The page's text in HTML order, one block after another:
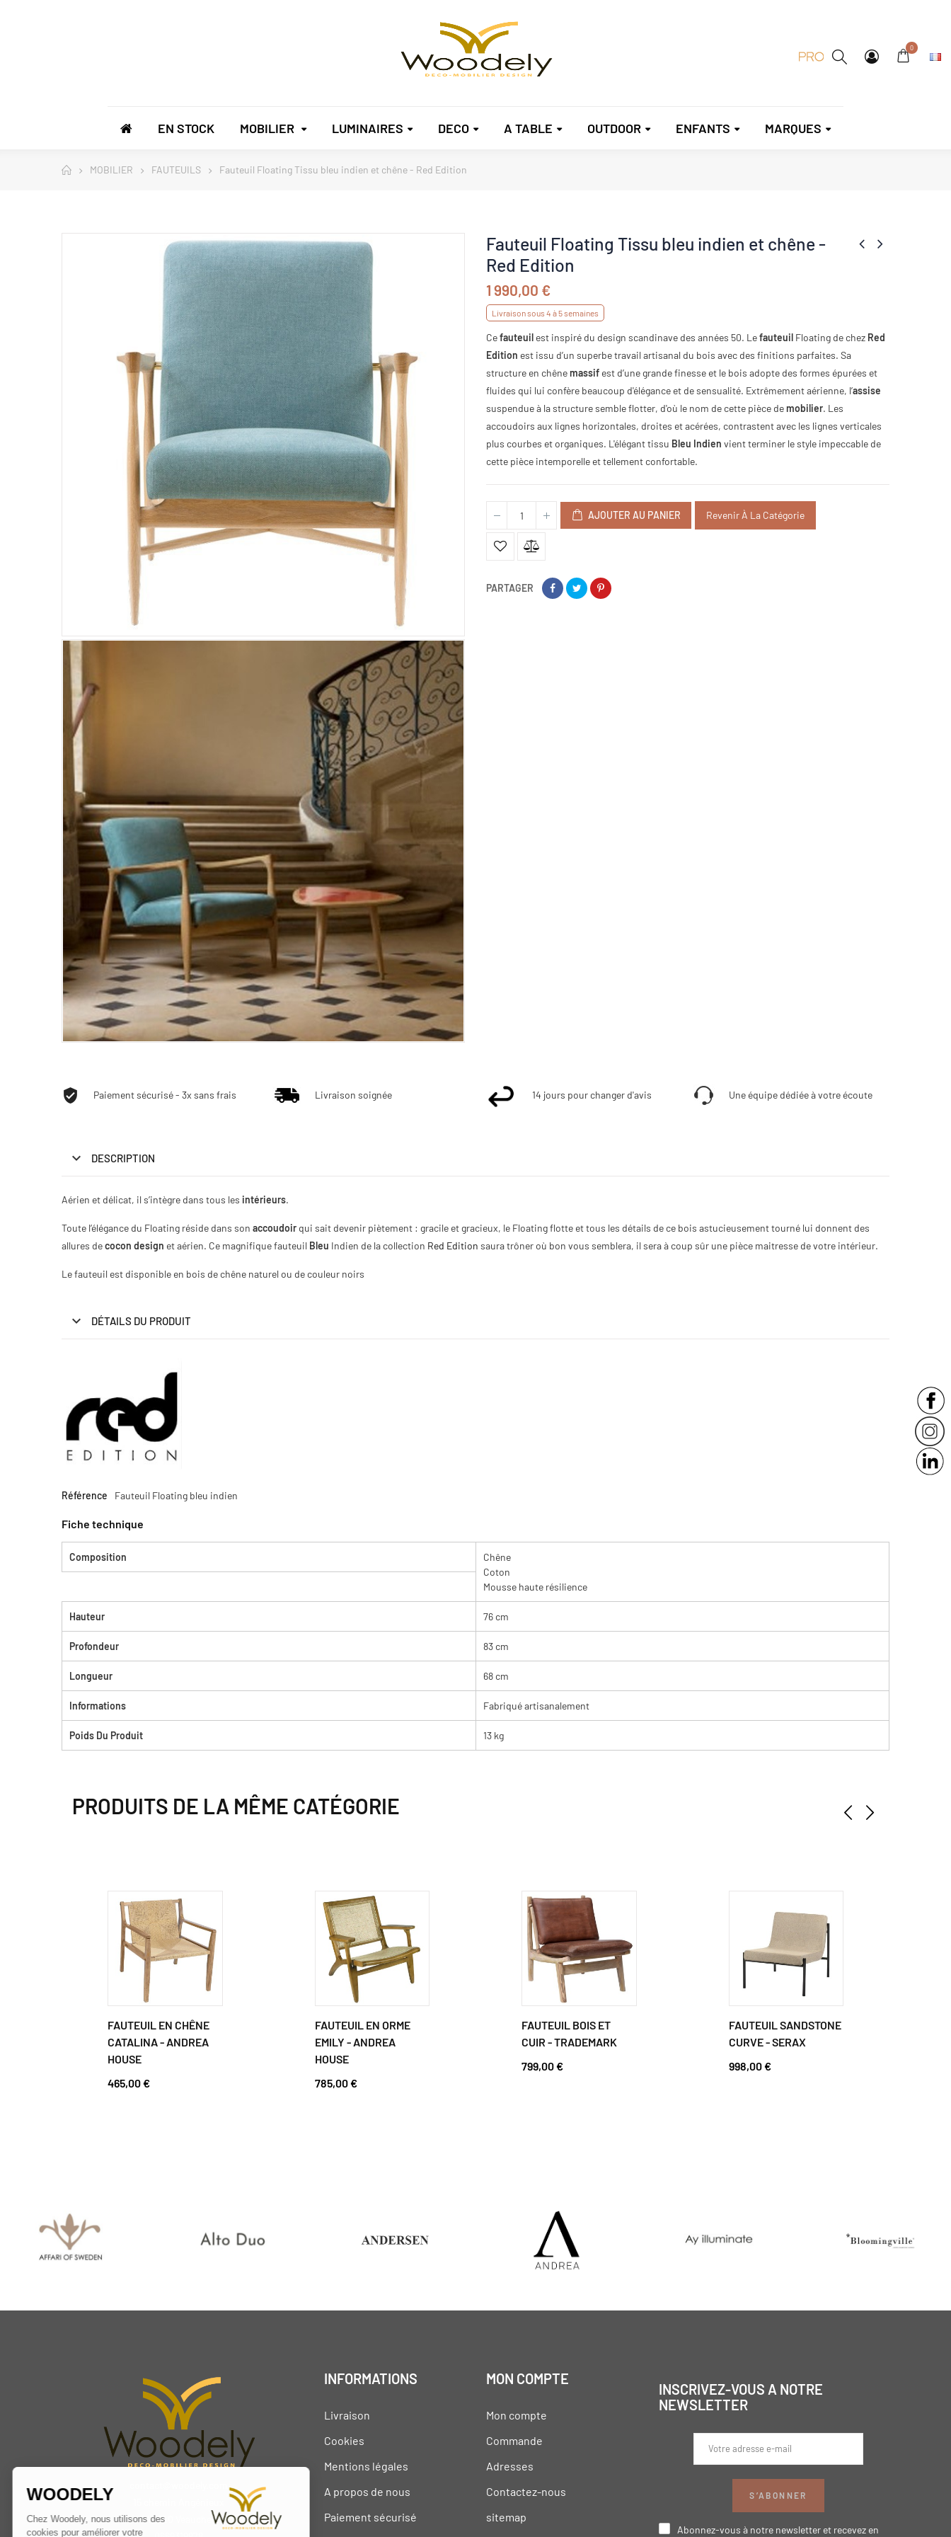
0
EN STOCK MOBILIER LUMINAIRES DECO A TABLE OUTDOOR ENFANTS MARQUES
MOBILIER FAUTEUILS Fauteuil Floating Tissu bleu indien et chêne - Red Edition
Fauteuil Floating Tissu bleu indien et chêne -
Red Edition
1 990,00 €
Livraison sous 4 à 5 semaines
Cefauteuil est inspiré du design scandinave des années 50. Lefauteuil Floating de chez Red
Edition est issu d’un superbe travail artisanal du bois avec des finitions parfaites. Sa
structure en chênemassif est d’une grande finesse et le bois adopte des formes épurées et
fluides qui lui confère beaucoup d'élégance et de sensualité. Extrêmement aérienne, l’assise
suspendue à la structure semble flotter, d'où le nom de cette pièce demobilier. Les
accoudoirs aux lignes horizontales, droites et acérées, contrastent avec les lignes verticales
plus courbes et organiques. L'élégant tissu Bleu Indien vient terminer le style impeccable de
cette pièce intemporelle et tellement confortable.
AJOUTER AU PANIER Revenir À La Catégorie
PARTAGER
Paiement sécurisé - 3x sans frais Livraison soignée 14 jours pour changer d'avis Une équipe dédiée à votre écoute
DESCRIPTION
Aérien et délicat, il s’intègre dans tous les intérieurs.
Toute l’élégance du Floating réside dans son accoudoir qui sait devenir piètement : gracile et gracieux, le Floating flotte et tous les détails de ce bois astucieusement tourné lui donnent des
allures decocon design et aérien. Ce magnifique fauteuil Bleu Indien de la collection Red Edition saura trôner où bon vous semblera, il sera à coup sûr une pièce maitresse de votre intérieur.
Le fauteuil est disponible en bois de chêne naturel ou de couleur noirs
DÉTAILS DU PRODUIT
Référence Fauteuil Floating bleu indien
Fiche technique
Composition
Chêne
Coton
Mousse haute résilience
Hauteur 76 cm
Profondeur 83 cm
Longueur 68 cm
Informations Fabriqué artisanalement
Poids Du Produit 13 kg
PRODUITS DE LA MÊME CATÉGORIE
FAUTEUIL EN CHÊNE
CATALINA - ANDREA
HOUSE
465,00 €
FAUTEUIL EN ORME
EMILY - ANDREA
HOUSE
785,00 €
FAUTEUIL BOIS ET
CUIR - TRADEMARK
799,00 €
FAUTEUIL SANDSTONE
CURVE - SERAX
998,00 €
42340 Veauche
INFORMATIONS
Livraison
Cookies
Mentions légales
A propos de nous
Paiement sécurisé
MON COMPTE
Mon compte
Commande
Adresses
Contactez-nous
sitemap
INSCRIVEZ-VOUS A NOTRE
NEWSLETTER
S’ABONNER
Abonnez-vous à notre newsletter et recevez en